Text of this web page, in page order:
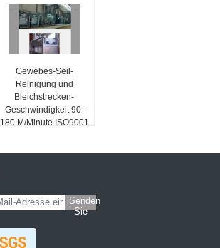
Gewebes-Seil-
Reinigung und
Bleichstrecken-
Geschwindigkeit 90-
180 M/Minute ISO9001
Senden
Sie